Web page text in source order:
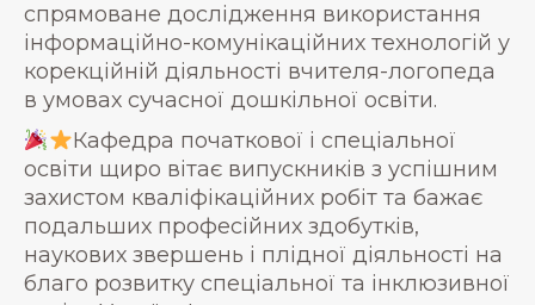
спрямоване дослідження використання
інформаційно-комунікаційних технологій у
корекційній діяльності вчителя-логопеда
в умовах сучасної дошкільної освіти.
Кафедра початкової і спеціальної
освіти щиро вітає випускників з успішним
захистом кваліфікаційних робіт та бажає
подальших професійних здобутків,
наукових звершень і плідної діяльності на
благо розвитку спеціальної та інклюзивної